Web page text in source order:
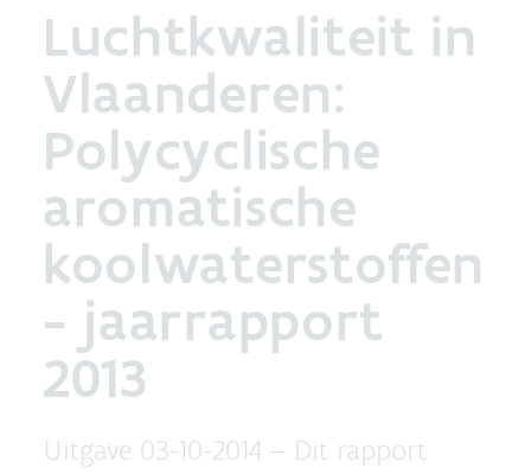
Luchtkwaliteit in
Vlaanderen:
Polycyclische
aromatische
koolwaterstoffen
- jaarrapport
2013
Uitgave 03-10-2014 – Dit rapport